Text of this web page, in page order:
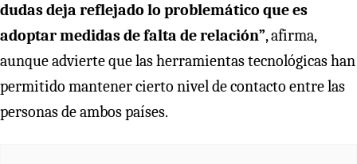
dudas deja reflejado lo problemático que es
adoptar medidas de falta de relación”, afirma,
aunque advierte que las herramientas tecnológicas han
permitido mantener cierto nivel de contacto entre las
personas de ambos países.